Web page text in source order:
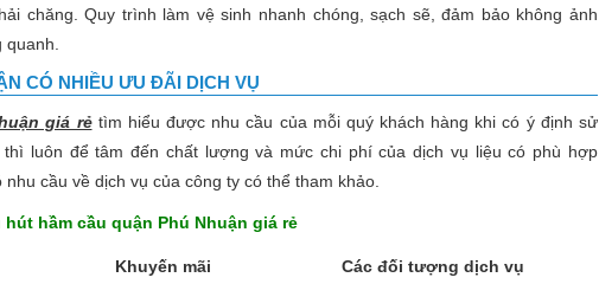
chăng. Quy trình làm vệ sinh nhanh chóng, sạch sẽ, đảm bảo không ảnh
CÓ NHIỀU ƯU ĐÃI DỊCH VỤ
giá rẻtìm hiểu được nhu cầu của mỗi quý khách hàng khi có ý định sử
luôn để tâm đến chất lượng và mức chi phí của dịch vụ liệu có phù hợp
cầu về dịch vụ của công ty có thể tham khảo.
hầm cầu quận Phú Nhuận giá rẻ
Khuyến mãi
Các đối tượng dịch vụ